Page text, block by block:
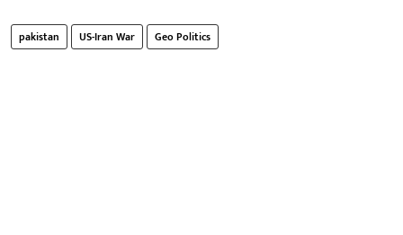
pakistan US-Iran War Geo Politics